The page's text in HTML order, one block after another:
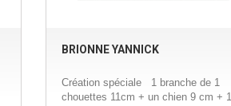
BRIONNE YANNICK
Création spéciale 1 branche de 1
chouettes 11cm + un chien 9 cm + 1